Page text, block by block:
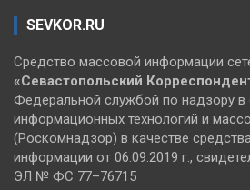
SEVKOR.RU
Средство массовой информации
«Севастопольский
Федеральной службой по надзору в
информационных технологий и
(Роскомнадзор) в качестве
информации от 06.09.2019 г.,
ЭЛ № ФС 77–76715